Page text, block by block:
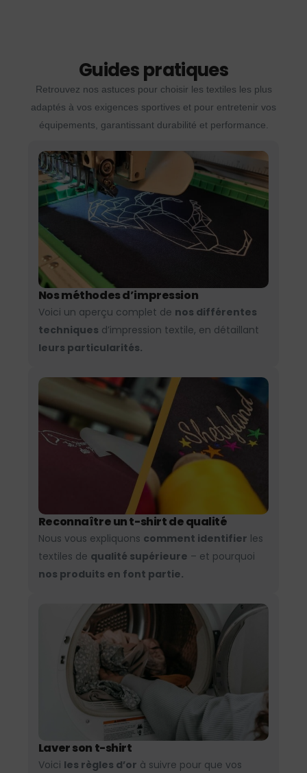
Guides pratiques
Retrouvez nos astuces pour choisir les textiles les plus
adaptés à vos exigences sportives et pour entretenir vos
équipements, garantissant durabilité et performance.
Nos méthodes d’impression
Voici un aperçu complet de nos différentes
techniques d’impression textile, en détaillant
leurs particularités.
Reconnaître un t-shirt de qualité
Nous vous expliquons comment identifier les
textiles de qualité supérieure – et pourquoi
nos produits en font partie.
Laver son t-shirt
Voici les règles d’or à suivre pour que vos